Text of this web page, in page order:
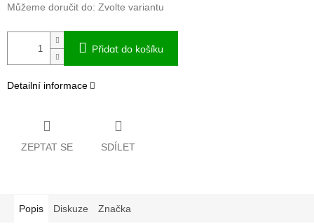
Můžeme doručit do: Zvolte variantu
Přidat do košíku
Detailní informace
ZEPTAT SE SDÍLET
Popis Diskuze Značka